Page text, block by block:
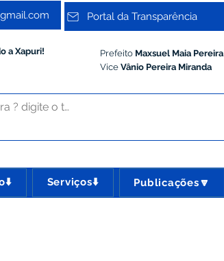
Portal da Transparência
a Xapuri! Prefeito Maxsuel Maia Pereira
Vice Vânio Pereira Miranda
Serviços⬇️ Publicações🔽